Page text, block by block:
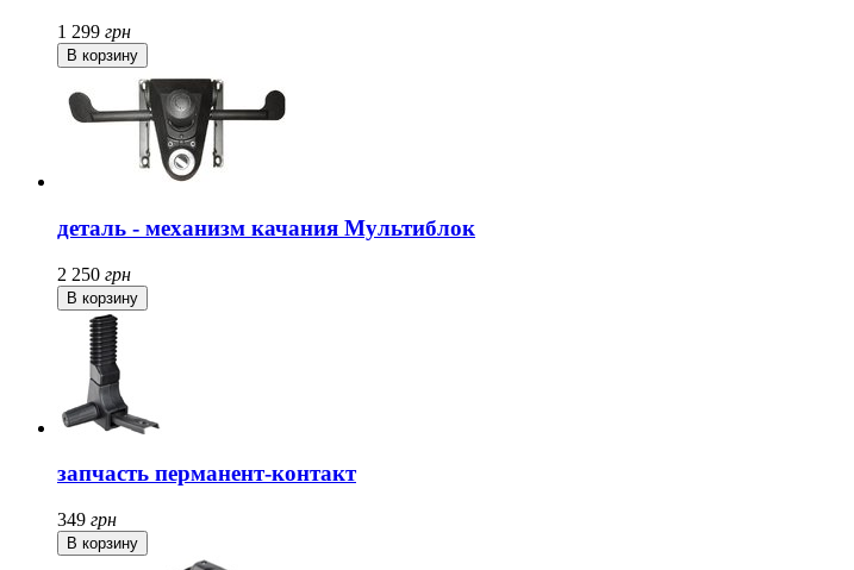
1 299 грн
деталь - механизм качания Мультиблок
2 250 грн
запчасть перманент-контакт
349 грн